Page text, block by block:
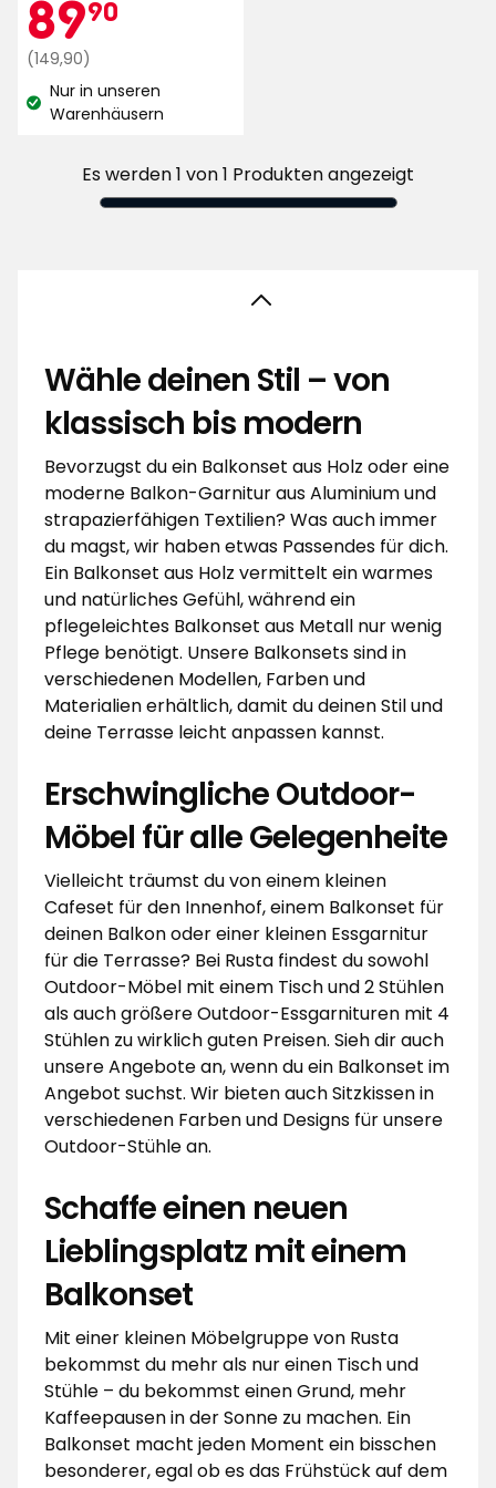
5
Sternen,
basierend
auf
Aktionspreis
8990
€
Regulärer
Preis
149,90
(149,90)
Lagerbestand:
Nur in unseren
Warenhäusern
Es werden 1 von 1 Produkten angezeigt
Wähle deinen Stil – von
klassisch bis modern
Bevorzugst du ein Balkonset aus Holz oder eine
moderne Balkon-Garnitur aus Aluminium und
strapazierfähigen Textilien? Was auch immer
du magst, wir haben etwas Passendes für dich.
Ein Balkonset aus Holz vermittelt ein warmes
und natürliches Gefühl, während ein
pflegeleichtes Balkonset aus Metall nur wenig
Pflege benötigt. Unsere Balkonsets sind in
verschiedenen Modellen, Farben und
Materialien erhältlich, damit du deinen Stil und
deine Terrasse leicht anpassen kannst.
Erschwingliche Outdoor-
Möbel für alle Gelegenheite
Vielleicht träumst du von einem kleinen
Cafeset für den Innenhof, einem Balkonset für
deinen Balkon oder einer kleinen Essgarnitur
für die Terrasse? Bei Rusta findest du sowohl
Outdoor-Möbel mit einem Tisch und 2 Stühlen
als auch größere Outdoor-Essgarnituren mit 4
Stühlen zu wirklich guten Preisen. Sieh dir auch
unsere Angebote an, wenn du ein Balkonset im
Angebot suchst. Wir bieten auch Sitzkissen in
verschiedenen Farben und Designs für unsere
Outdoor-Stühle an.
Schaffe einen neuen
Lieblingsplatz mit einem
Balkonset
Mit einer kleinen Möbelgruppe von Rusta
bekommst du mehr als nur einen Tisch und
Stühle – du bekommst einen Grund, mehr
Kaffeepausen in der Sonne zu machen. Ein
Balkonset macht jeden Moment ein bisschen
besonderer, egal ob es das Frühstück auf dem